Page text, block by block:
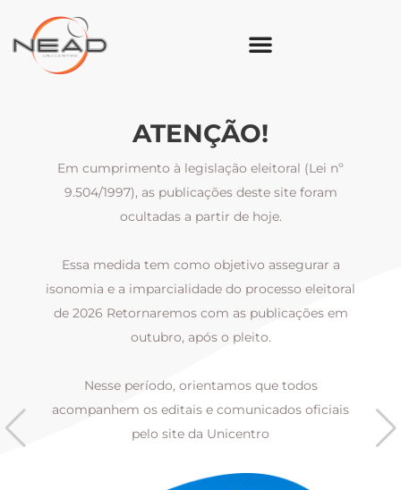
ATENÇÃO!
Em cumprimento à legislação eleitoral (Lei nº
9.504/1997), as publicações deste site foram
ocultadas a partir de hoje.
Essa medida tem como objetivo assegurar a
isonomia e a imparcialidade do processo eleitoral
de 2026 Retornaremos com as publicações em
outubro, após o pleito.
Nesse período, orientamos que todos
acompanhem os editais e comunicados oficiais
pelo site da Unicentro